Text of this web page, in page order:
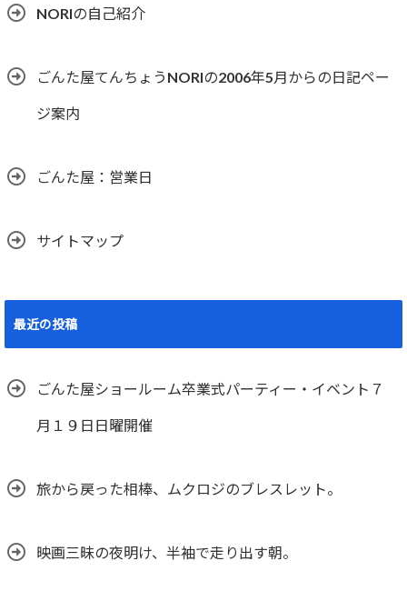
NORIの自己紹介
ごんた屋てんちょうNORIの2006年5月からの日記ペー
ジ案内
ごんた屋：営業日
サイトマップ
最近の投稿
ごんた屋ショールーム卒業式パーティー・イベント７
月１９日日曜開催
旅から戻った相棒、ムクロジのブレスレット。
映画三昧の夜明け、半袖で走り出す朝。